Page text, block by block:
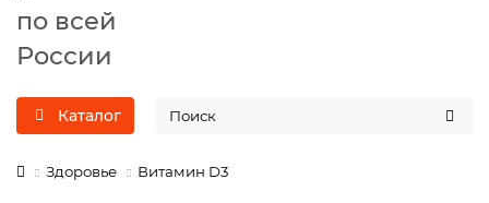
Каталог
Здоровье Витамин D3